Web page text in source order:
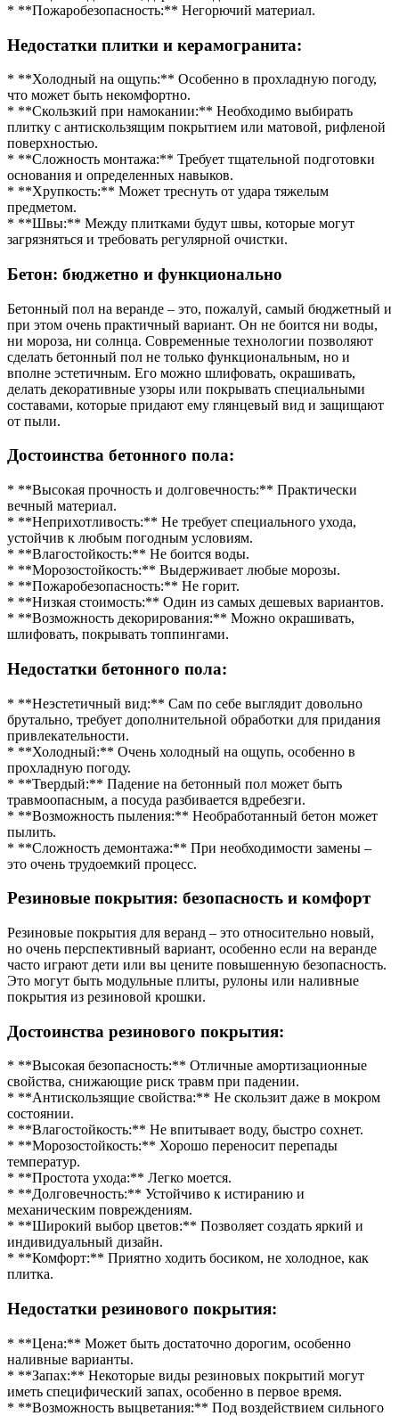
* **Пожаробезопасность:** Негорючий материал.
Недостатки плитки и керамогранита:
* **Холодный на ощупь:** Особенно в прохладную погоду,
что может быть некомфортно.
* **Скользкий при намокании:** Необходимо выбирать
плитку с антискользящим покрытием или матовой, рифленой
поверхностью.
* **Сложность монтажа:** Требует тщательной подготовки
основания и определенных навыков.
* **Хрупкость:** Может треснуть от удара тяжелым
предметом.
* **Швы:** Между плитками будут швы, которые могут
загрязняться и требовать регулярной очистки.
Бетон: бюджетно и функционально
Бетонный пол на веранде – это, пожалуй, самый бюджетный и
при этом очень практичный вариант. Он не боится ни воды,
ни мороза, ни солнца. Современные технологии позволяют
сделать бетонный пол не только функциональным, но и
вполне эстетичным. Его можно шлифовать, окрашивать,
делать декоративные узоры или покрывать специальными
составами, которые придают ему глянцевый вид и защищают
от пыли.
Достоинства бетонного пола:
* **Высокая прочность и долговечность:** Практически
вечный материал.
* **Неприхотливость:** Не требует специального ухода,
устойчив к любым погодным условиям.
* **Влагостойкость:** Не боится воды.
* **Морозостойкость:** Выдерживает любые морозы.
* **Пожаробезопасность:** Не горит.
* **Низкая стоимость:** Один из самых дешевых вариантов.
* **Возможность декорирования:** Можно окрашивать,
шлифовать, покрывать топпингами.
Недостатки бетонного пола:
* **Неэстетичный вид:** Сам по себе выглядит довольно
брутально, требует дополнительной обработки для придания
привлекательности.
* **Холодный:** Очень холодный на ощупь, особенно в
прохладную погоду.
* **Твердый:** Падение на бетонный пол может быть
травмоопасным, а посуда разбивается вдребезги.
* **Возможность пыления:** Необработанный бетон может
пылить.
* **Сложность демонтажа:** При необходимости замены –
это очень трудоемкий процесс.
Резиновые покрытия: безопасность и комфорт
Резиновые покрытия для веранд – это относительно новый,
но очень перспективный вариант, особенно если на веранде
часто играют дети или вы цените повышенную безопасность.
Это могут быть модульные плиты, рулоны или наливные
покрытия из резиновой крошки.
Достоинства резинового покрытия:
* **Высокая безопасность:** Отличные амортизационные
свойства, снижающие риск травм при падении.
* **Антискользящие свойства:** Не скользит даже в мокром
состоянии.
* **Влагостойкость:** Не впитывает воду, быстро сохнет.
* **Морозостойкость:** Хорошо переносит перепады
температур.
* **Простота ухода:** Легко моется.
* **Долговечность:** Устойчиво к истиранию и
механическим повреждениям.
* **Широкий выбор цветов:** Позволяет создать яркий и
индивидуальный дизайн.
* **Комфорт:** Приятно ходить босиком, не холодное, как
плитка.
Недостатки резинового покрытия:
* **Цена:** Может быть достаточно дорогим, особенно
наливные варианты.
* **Запах:** Некоторые виды резиновых покрытий могут
иметь специфический запах, особенно в первое время.
* **Возможность выцветания:** Под воздействием сильного